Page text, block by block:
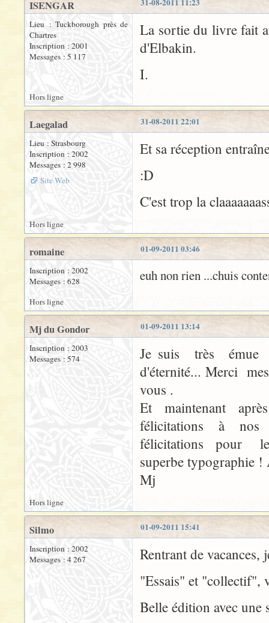
31-08-2011 11:23
ISENGAR
Lieu : Tuckborough près de
Chartres
Inscription : 2001
Messages : 5 117
La sortie du livre fait
d'Elbakin.
I.
Hors ligne
31-08-2011 22:01
Laegalad
Lieu : Strasbourg
Inscription : 2002
Messages : 2 998
Site Web
Et sa réception
:D
C'est trop la
Hors ligne
01-09-2011 03:46
romaine
Inscription : 2002
Messages : 628
euh non rien ...chuis
Hors ligne
01-09-2011 13:14
Mj du Gondor
Inscription : 2003
Messages : 574
Je suis très
d'éternité... Merci
vous .
Et maintenant
félicitations à
félicitations pour
superbe typographie
Mj
Hors ligne
01-09-2011 15:41
Silmo
Inscription : 2002
Messages : 4 267
Rentrant de
"Essais" et "collectif",
Belle édition avec